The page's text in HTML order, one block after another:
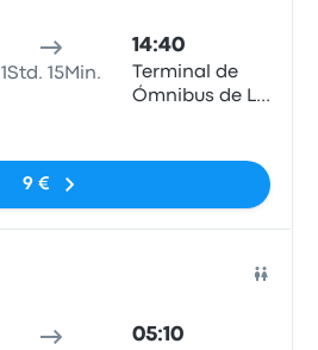
1Std. 15Min.
14:40
Terminal de
Ómnibus de La
9 €
05:10